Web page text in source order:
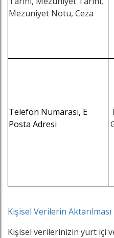
Mezuniyet Notu, Ceza
Telefon Numarası, E
Posta Adresi
Kişisel Verilerin Aktarılması
Kişisel verilerinizin yurt içi